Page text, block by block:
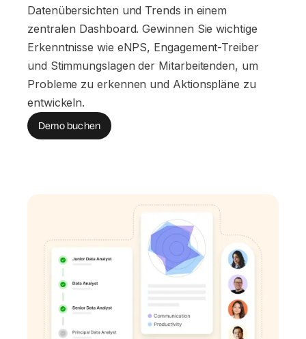
Datenübersichten und Trends in einem
zentralen Dashboard. Gewinnen Sie wichtige
Erkenntnisse wie eNPS, Engagement-Treiber
und Stimmungslagen der Mitarbeitenden, um
Probleme zu erkennen und Aktionspläne zu
entwickeln.
Demo buchen